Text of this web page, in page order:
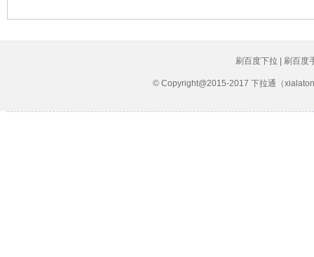
刷百度下拉 | 刷百度
© Copyright@2015-2017 下拉通（